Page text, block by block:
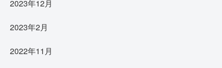
2023年12月
2023年2月
2022年11月